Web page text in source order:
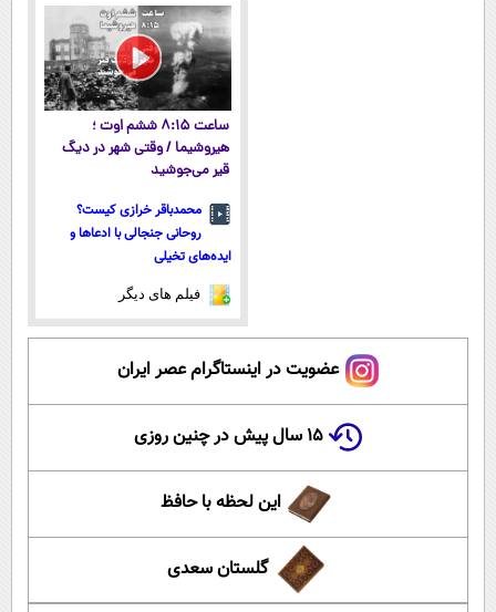
ساعت ۸:۱۵ ششم اوت ؛
هیروشیما / وقتی شهر در دیگ
قیر می‌جوشید
محمدباقر خرازی کیست؟
روحانی جنجالی با ادعاها و
ایده‌های تخیلی
فیلم های دیگر
عضویت در اینستاگرام عصر ایران
۱۵ سال پیش در چنین روزی
این لحظه با حافظ
گلستان سعدی